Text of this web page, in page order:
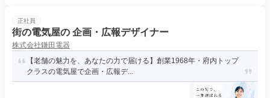
正社員
街の電気屋の 企画・広報デザイナー
株式会社鎌田電器
【老舗の魅力を、あなたの力で届ける】創業1968年・府内トップ
クラスの電気屋で企画・広報デ...